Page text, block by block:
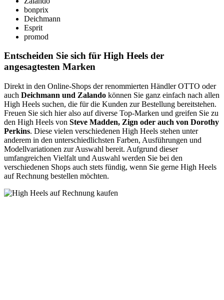
bonprix
Deichmann
Esprit
promod
Entscheiden Sie sich für High Heels der
angesagtesten Marken
Direkt in den Online-Shops der renommierten Händler OTTO oder
auch Deichmann und Zalando können Sie ganz einfach nach allen
High Heels suchen, die für die Kunden zur Bestellung bereitstehen.
Freuen Sie sich hier also auf diverse Top-Marken und greifen Sie zu
den High Heels von Steve Madden, Zign oder auch von Dorothy
Perkins. Diese vielen verschiedenen High Heels stehen unter
anderem in den unterschiedlichsten Farben, Ausführungen und
Modellvariationen zur Auswahl bereit. Aufgrund dieser
umfangreichen Vielfalt und Auswahl werden Sie bei den
verschiedenen Shops auch stets fündig, wenn Sie gerne High Heels
auf Rechnung bestellen möchten.